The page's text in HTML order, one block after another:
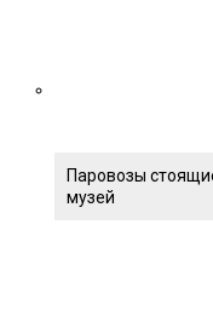
Паровозы
музей